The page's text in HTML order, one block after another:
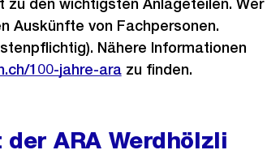
zu den wichtigsten Anlageteilen. Wer
Auskünfte von Fachpersonen.
Nähere Informationen
100-jahre-arazu finden.
ARA Werdhölzli